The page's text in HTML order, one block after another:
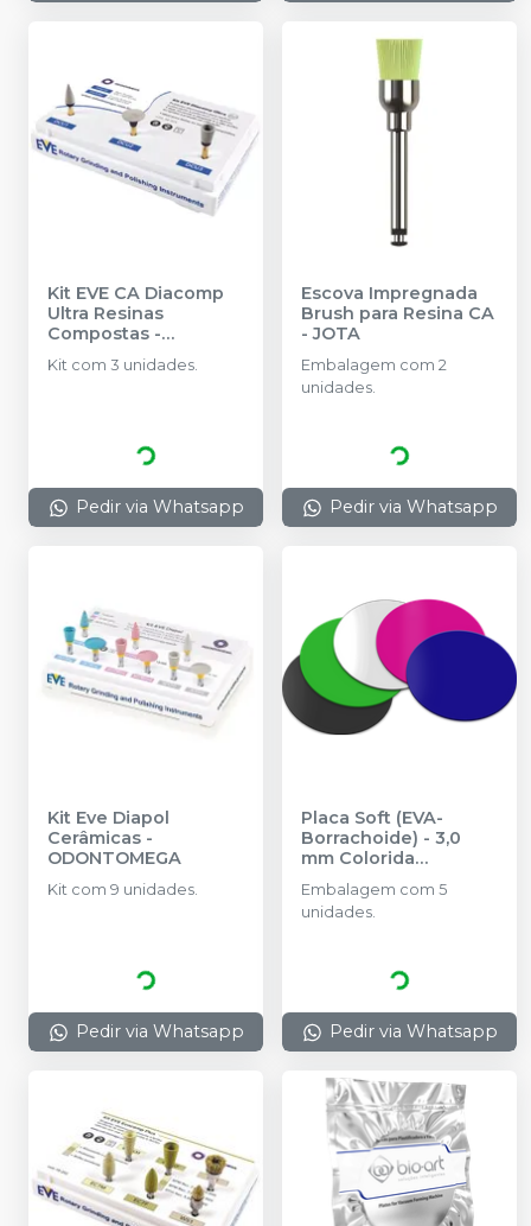
Kit EVE CA Diacomp
Ultra Resinas
Compostas -
ODONTOMEGA
Kit com 3 unidades.
Pedir via Whatsapp
Escova Impregnada
Brush para Resina CA
-JOTA
Embalagem com 2
unidades.
Pedir via Whatsapp
Kit Eve Diapol
Cerâmicas -
ODONTOMEGA
Kit com 9 unidades.
Pedir via Whatsapp
Placa Soft (EVA-
Borrachoide) - 3,0
mm Colorida
Redonda - 5 unidades
- BIO-ART
Embalagem com 5
unidades.
Pedir via Whatsapp